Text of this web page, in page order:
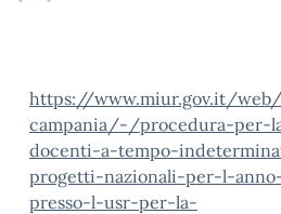
https://www.miur.gov.it/
campania/-/procedura-per-
docenti-a-tempo-
progetti-nazionali-per-l-
presso-l-usr-per-la-